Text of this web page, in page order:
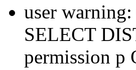
user
SELECT
permission